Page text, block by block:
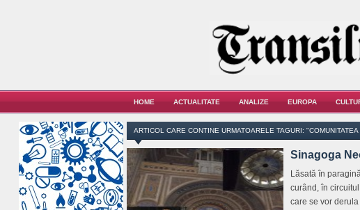
HOME ACTUALITATE ANALIZE EUROPA
ARTICOL CARE CONTINE URMATOARELE TAGURI:
Sinagoga
Lăsată în
curând, în
care se vor